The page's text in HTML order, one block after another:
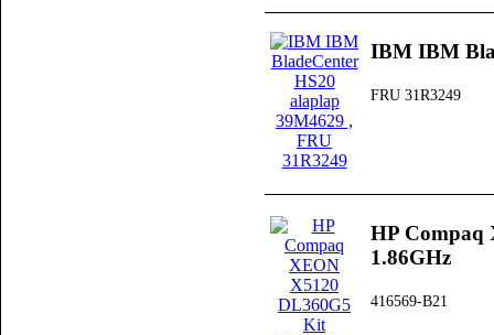
IBM IBM
FRU 31R3249
HP Compaq
1.86GHz
416569-B21